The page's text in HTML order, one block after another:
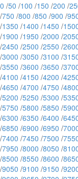
0 /50 /100 /150 /200 /
/750 /800 /850 /900 /
/1350 /1400 /1450 /
/1900 /1950 /2000 /
/2450 /2500 /2550 /
/3000 /3050 /3100 /
/3550 /3600 /3650 /
/4100 /4150 /4200 /
/4650 /4700 /4750 /
/5200 /5250 /5300 /
/5750 /5800 /5850 /
/6300 /6350 /6400 /
/6850 /6900 /6950 /
/7400 /7450 /7500 /
/7950 /8000 /8050 /
/8500 /8550 /8600 /
/9050 /9100 /9150 /